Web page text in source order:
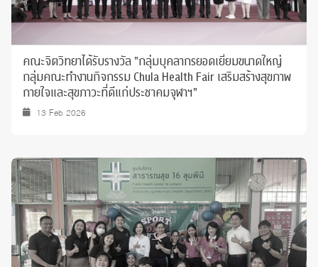
คณะจิตวิทยาได้รับรางวัล "กลุ่มบุคลากรยอดเยี่ยมขนาดใหญ่
กลุ่มคณะทำงานกิจกรรม Chula Health Fair เสริมสร้างสุขภาพ
กายใจและสุขภาวะที่ดีแก่ประชาคมจุฬาฯ"
13 Feb 2026